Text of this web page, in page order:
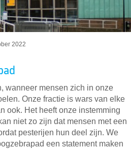
2022
wanneer mensen zich in onze
Onze fractie is wars van elke
ook. Het heeft onze instemming
niet zo zijn dat mensen met een
pesterijen hun deel zijn. We
een statement maken